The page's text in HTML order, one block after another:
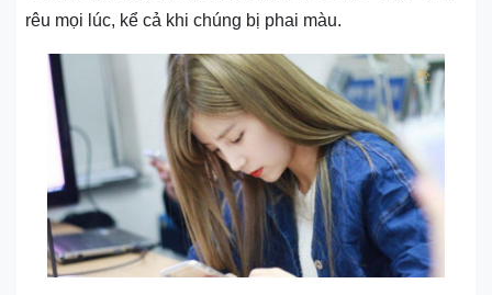
rêu mọi lúc, kể cả khi chúng bị phai màu.